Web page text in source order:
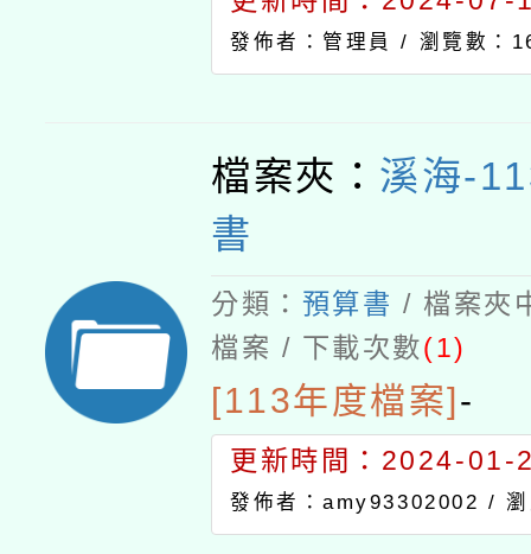
發佈者：管理員 / 瀏覽數：
檔案夾： 溪海-
書
分類： 預算書 / 檔案夾
檔案 / 下載次數(1)
[113年度檔案] -
更新時間：2024-01-
發佈者：amy93302002 /